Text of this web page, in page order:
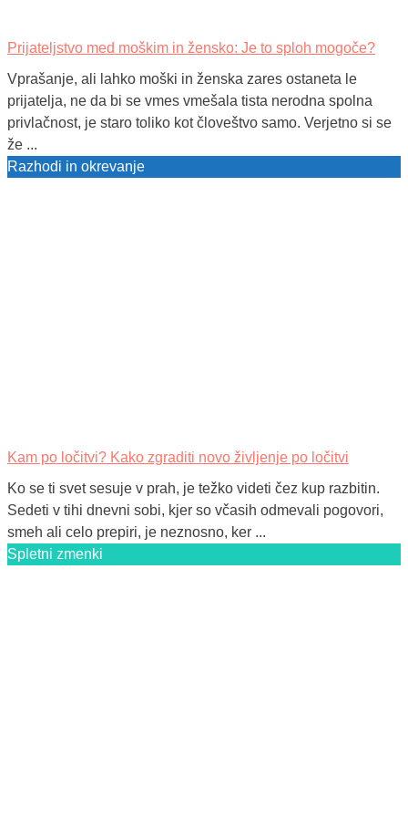
Prijateljstvo med moškim in žensko: Je to sploh mogoče?
Vprašanje, ali lahko moški in ženska zares ostaneta le
prijatelja, ne da bi se vmes vmešala tista nerodna spolna
privlačnost, je staro toliko kot človeštvo samo. Verjetno si se
že ...
Razhodi in okrevanje
Kam po ločitvi? Kako zgraditi novo življenje po ločitvi
Ko se ti svet sesuje v prah, je težko videti čez kup razbitin.
Sedeti v tihi dnevni sobi, kjer so včasih odmevali pogovori,
smeh ali celo prepiri, je neznosno, ker ...
Spletni zmenki